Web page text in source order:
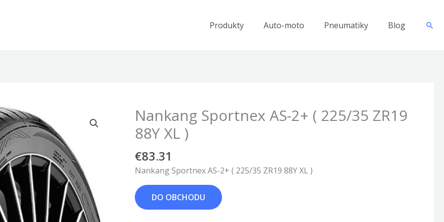
Produkty Auto-moto Pneumatiky Blog
Nankang Sportnex AS-2+ ( 225/35 ZR19
88Y XL )
€83.31
Nankang Sportnex AS-2+ ( 225/35 ZR19 88Y XL )
DO OBCHODU